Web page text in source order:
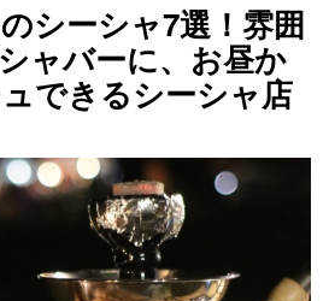
シーシャ7選！雰囲
ャバーに、お昼か
できるシーシャ店